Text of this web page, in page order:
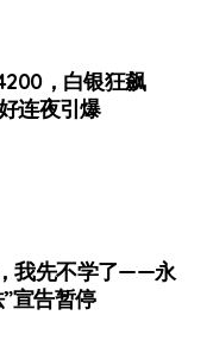
，白银狂飙
连夜引爆
我先不学了——永
宣告暂停